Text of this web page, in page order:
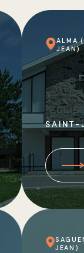
ALMA
JEAN)
SAINT-
JEAN)